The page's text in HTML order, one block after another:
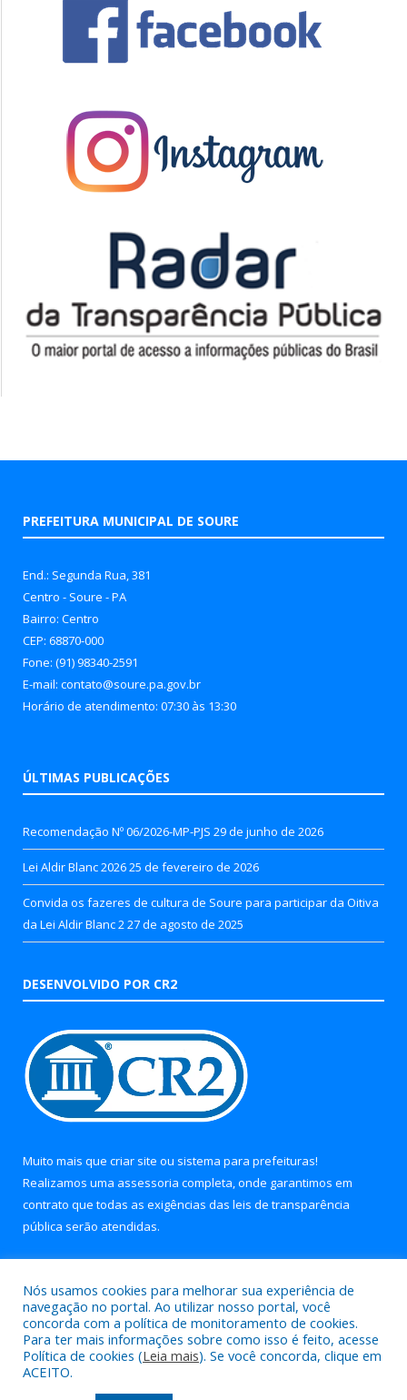
PREFEITURA MUNICIPAL DE SOURE
End.: Segunda Rua, 381
Centro - Soure - PA
Bairro: Centro
CEP: 68870-000
Fone: (91) 98340-2591
E-mail: contato@soure.pa.gov.br
Horário de atendimento: 07:30 às 13:30
ÚLTIMAS PUBLICAÇÕES
Recomendação Nº 06/2026-MP-PJS 29 de junho de 2026
Lei Aldir Blanc 202625 de fevereiro de 2026
Convida os fazeres de cultura de Soure para participar da Oitiva
da Lei Aldir Blanc 2 27 de agosto de 2025
DESENVOLVIDO POR CR2
Muito mais que criar site ou sistema para prefeituras!
Realizamos uma assessoria completa, onde garantimos em
contrato que todas as exigências das leis de transparência
pública serão atendidas.
Todos os direitos reservados a Prefeitura Municipal de Soure.
Nós usamos cookies para melhorar sua experiência de
navegação no portal. Ao utilizar nosso portal, você
concorda com a política de monitoramento de cookies.
Para ter mais informações sobre como isso é feito, acesse
Política de cookies (Leia mais). Se você concorda, clique em
ACEITO.